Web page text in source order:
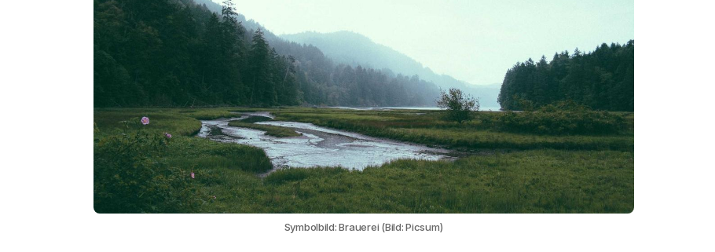
Symbolbild: Brauerei (Bild: Picsum)